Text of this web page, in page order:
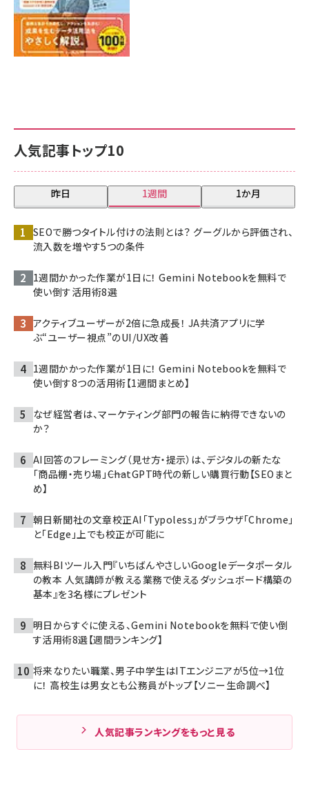
人気記事トップ10
昨日 1週間 1か月
SEOで勝つタイトル付けの法則とは？ グーグルから評価され、
流入数を増やす5つの条件
1週間かかった作業が1日に！ Gemini Notebookを無料で
使い倒す活用術8選
アクティブユーザーが2倍に急成長！ JA共済アプリに学
ぶ“ユーザー視点”のUI/UX改善
1週間かかった作業が1日に！ Gemini Notebookを無料で
使い倒す8つの活用術【1週間まとめ】
なぜ経営者は、マーケティング部門の報告に納得できないの
か？
AI回答のフレーミング（見せ方・提示）は、デジタルの新たな
「商品棚・売り場」――ChatGPT時代の新しい購買行動【SEOまと
め】
朝日新聞社の文章校正AI「Typoless」がブラウザ「Chrome」
と「Edge」上でも校正が可能に
無料BIツール入門『いちばんやさしいGoogleデータポータル
の教本 人気講師が教える業務で使えるダッシュボード構築の
基本』を3名様にプレゼント
明日からすぐに使える、Gemini Notebookを無料で使い倒
す活用術8選【週間ランキング】
将来なりたい職業、男子中学生はITエンジニアが5位→1位
に！ 高校生は男女とも公務員がトップ【ソニー生命調べ】
人気記事ランキングをもっと見る